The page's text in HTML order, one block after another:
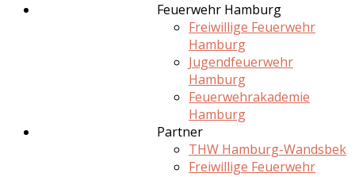
Feuerwehr Hamburg
Freiwillige Feuerwehr
Hamburg
Jugendfeuerwehr
Hamburg
Feuerwehrakademie
Hamburg
Partner
THW Hamburg-Wandsbek
Freiwillige Feuerwehr